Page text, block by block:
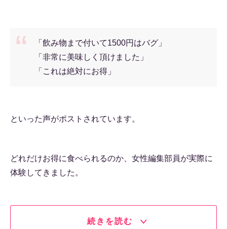
「飲み物まで付いて1500円はバグ」
「非常に美味しく頂けました」
「これは絶対にお得」
といった声がポストされています。
どれだけお得に食べられるのか、女性編集部員が実際に
体験してきました。
続きを読む